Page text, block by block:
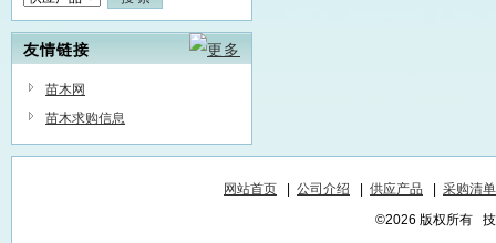
友情链接
苗木网
苗木求购信息
网站首页 公司介绍 供应产品
采购清单
©2026 版权所有